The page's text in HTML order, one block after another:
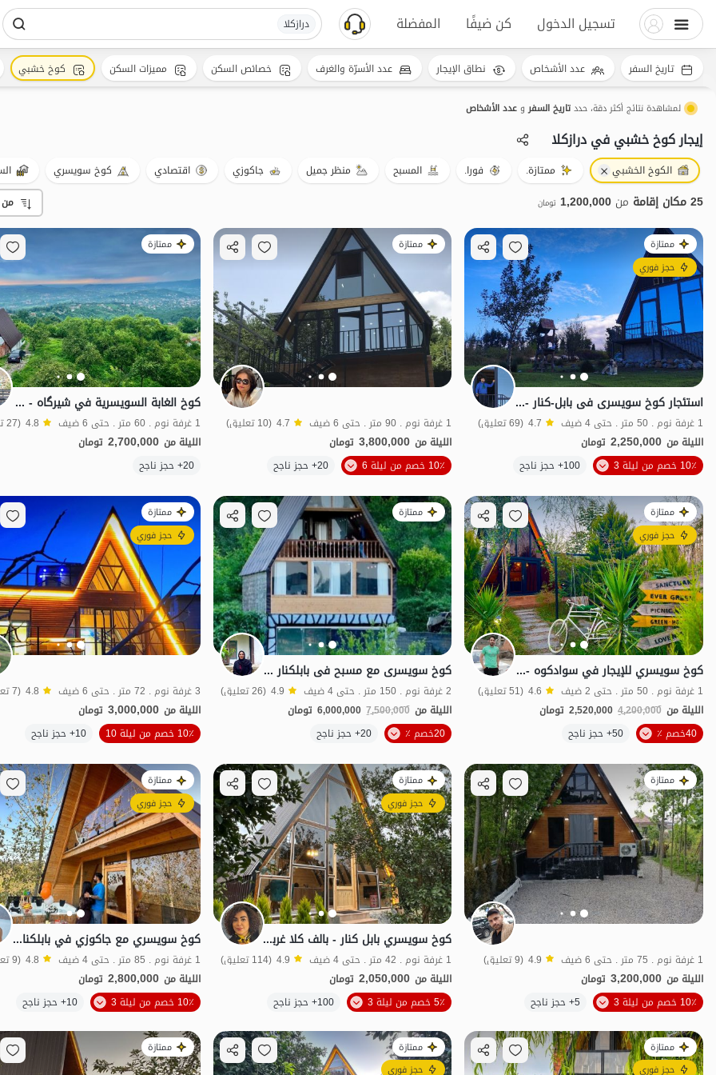
تسجيل الدخول كن ضيفًا المفضلة درازکلا
لمشاهدة نتائج أكثر دقة، حددتاريخ السفروعدد الأشخاص
إيجار كوخ خشبي في درازکلا
الكوخ الخشبي ممتازة. فورا. المسبح منظر جميل جاكوزي اقتصادي كوخ سويسري
25 مكان إقامة من 1,200,000 تومان
ممتازة
حجز فوري
استئجار کوخ سویسری فی بابل-کنار - درازکلا
1 غرفة نوم . 50 متر . حتى 4 ضيف 4.7 (69 تعليق)
الليلة من 2,250,000 تومان
10٪ خصم من ليلة 3
100+ حجز ناجح منظر جميل الموقع على الخريطة
ممتازة
1 غرفة نوم . 90 متر . حتى 6 ضيف 4.7 (10 تعليق)
الليلة من 3,800,000 تومان
10٪ خصم من ليلة 6
20+ حجز ناجح بات نواز
ممتازة
كوخ الغابة السويسرية في شیرگاه - Rig Cheshmeh
1 غرفة نوم . 60 متر . حتى 6 ضيف 4.8 (27 تعليق)
الليلة من 2,700,000 تومان
20+ حجز ناجح
ممتازة
حجز فوري
كوخ سويسري للإيجار في سوادكوه - Darazkala
1 غرفة نوم . 50 متر . حتى 2 ضيف 4.6 (51 تعليق)
الليلة من 4,200,000
2,520,000 تومان
40خصم ٪
50+ حجز ناجح الموقع على الخريطة
ممتازة
کوخ سویسری مع مسبح فی بابلکنار - امیرکلا
2 غرفة نوم . 150 متر . حتى 4 ضيف 4.9 (26 تعليق)
الليلة من 7,500,000
6,000,000 تومان
20خصم ٪
20+ حجز ناجح منظر جميل
ممتازة
حجز فوري
3 غرفة نوم . 72 متر . حتى 6 ضيف 4.8 (7 تعليق)
الليلة من 3,000,000 تومان
10٪ خصم من ليلة 10
10+ حجز ناجح
ممتازة
1 غرفة نوم . 75 متر . حتى 6 ضيف 4.9 (9 تعليق)
الليلة من 3,200,000 تومان
10٪ خصم من ليلة 3
5+ حجز ناجح الموقع على الخريطة
ممتازة
حجز فوري
كوخ سويسري بابل كنار - بالف كلا غربي - مفاجأة
1 غرفة نوم . 42 متر . حتى 4 ضيف 4.9 (114 تعليق)
الليلة من 2,050,000 تومان
5٪ خصم من ليلة 3
100+ حجز ناجح الموقع على الخريطة
ممتازة
حجز فوري
كوخ سويسري مع جاكوزي في بابلكنار - Darazkala
1 غرفة نوم . 85 متر . حتى 4 ضيف 4.8 (9 تعليق)
الليلة من 2,800,000 تومان
10٪ خصم من ليلة 3
10+ حجز ناجح
ممتازة
حجز فوري
ممتازة
حجز فوري
ممتازة
تاريخ السفر عدد الأشخاص نطاق الإيجار عدد الأسرّة والغرف خصائص السكن مميزات السكن كوخ خشبي